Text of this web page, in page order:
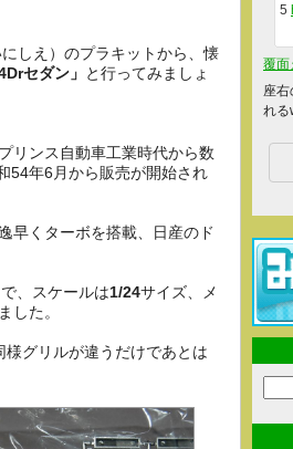
しえ）のプラキットから、懐
セダン」 と行ってみましょ
リンス自動車工業時代から数
54年6月から販売が開始され
早くターボを搭載、日産のド
、スケールは1/24サイズ、メ
した。
グリルが違うだけであとは
5
覆面
座
れる